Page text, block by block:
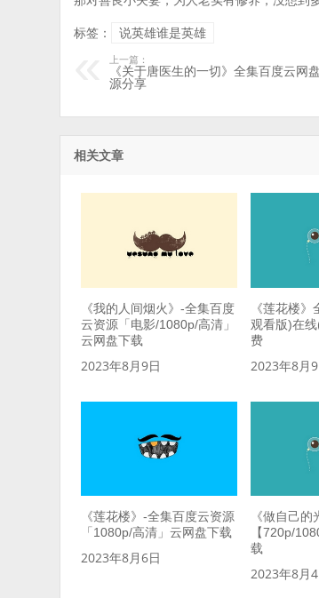
标签：
说英雄谁是英雄
上一篇：
《关于唐医生的一切》全集百度云网
源分享
相关文章
《我的人间烟火》-全集百度
云资源「电影/1080p/高清」
云网盘下载
2023年8月9日
《莲花楼
观看版)在
费
2023年8月
《莲花楼》-全集百度云资源
「1080p/高清」云网盘下载
2023年8月6日
《做自己
【720p/
载
2023年8月